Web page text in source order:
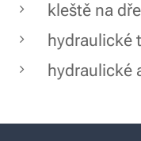
kleště na
hydraulické
hydraulické